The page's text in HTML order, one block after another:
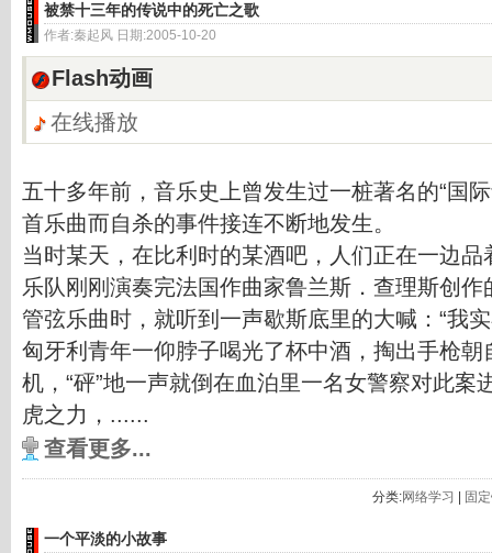
被禁十三年的传说中的死亡之歌
作者:秦起风 日期:2005-10-20
Flash动画
在线播放
五十多年前，音乐史上曾发生过一桩著名的“国
首乐曲而自杀的事件接连不断地发生。
当时某天，在比利时的某酒吧，人们正在一边
乐队刚刚演奏完法国作曲家鲁兰斯．查理斯创
管弦乐曲时，就听到一声歇斯底里的大喊：“我
匈牙利青年一仰脖子喝光了杯中酒，掏出手枪朝
机，“砰”地一声就倒在血泊里一名女警察对此案
虎之力，......
查看更多...
分类:网络学习 固
一个平淡的小故事